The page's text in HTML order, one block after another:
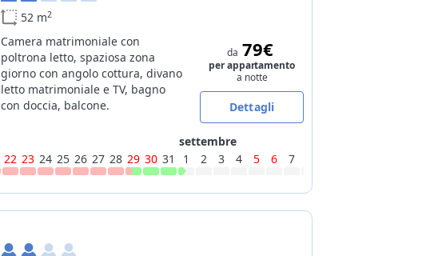
52 m2
Camera matrimoniale con
poltrona letto, spaziosa zona
giorno con angolo cottura, divano
letto matrimoniale e TV, bagno
con doccia, balcone.
da 79€
per appartamento
a notte
Dettagli
22 23 24 25 26 27 28 29 30 31
settembre
1
2 3 4 5 6 7